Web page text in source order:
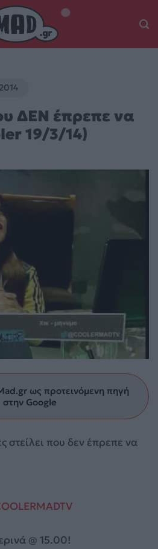
ΔΕΝ έπρεπε να
19/3/14)
ως προτεινόμενη πηγή
στην Google
στείλει που δεν έπρεπε να
@ 15.00!